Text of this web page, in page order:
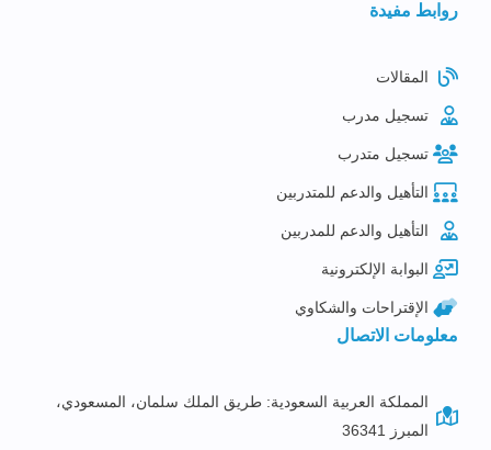
روابط مفيدة
المقالات
تسجيل مدرب
تسجيل متدرب
التأهيل والدعم للمتدربين
التأهيل والدعم للمدربين
البوابة الإلكترونية
الإقتراحات والشكاوي
معلومات الاتصال
المملكة العربية السعودية: طريق الملك سلمان، المسعودي،
المبرز 36341